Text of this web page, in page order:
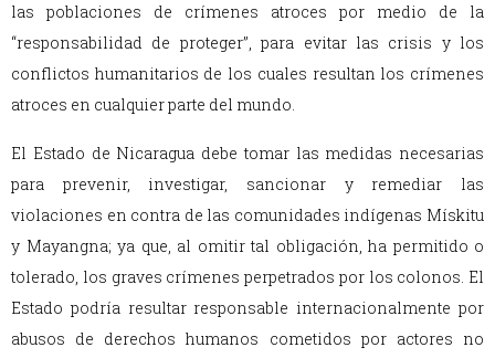
las poblaciones de crímenes atroces por medio de la
“responsabilidad de proteger”, para evitar las crisis y los
conflictos humanitarios de los cuales resultan los crímenes
atroces en cualquier parte del mundo.
El Estado de Nicaragua debe tomar las medidas necesarias
para prevenir, investigar, sancionar y remediar las
violaciones en contra de las comunidades indígenas Mískitu
y Mayangna; ya que, al omitir tal obligación, ha permitido o
tolerado, los graves crímenes perpetrados por los colonos. El
Estado podría resultar responsable internacionalmente por
abusos de derechos humanos cometidos por actores no